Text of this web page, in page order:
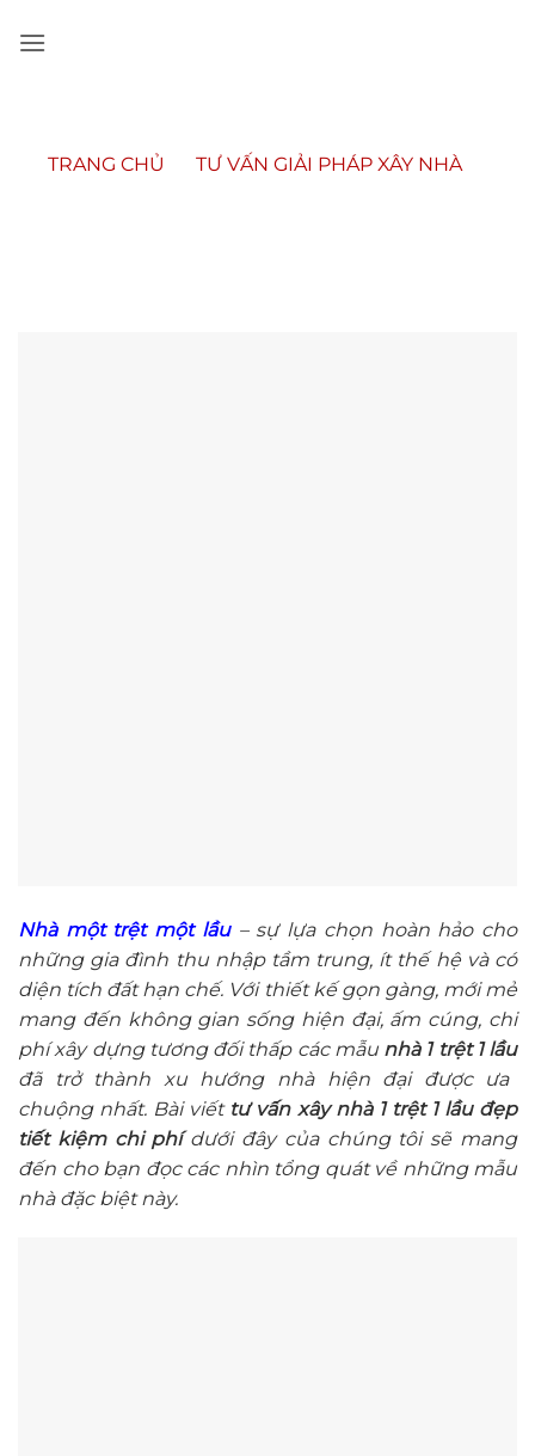
qua
TRANG CHỦ TƯ VẤN GIẢI PHÁP XÂY NHÀ
Nhà một trệt một lầu– sự lựa chọn hoàn hảo cho
những gia đình thu nhập tầm trung, ít thế hệ và có
diện tích đất hạn chế. Với thiết kế gọn gàng, mới mẻ
mang đến không gian sống hiện đại, ấm cúng, chi
phí xây dựng tương đối thấp các mẫu nhà 1 trệt 1 lầu
đã trở thành xu hướng nhà hiện đại được ưa
chuộng nhất. Bài viếttư vấn xây nhà 1 trệt 1 lầu đẹp
tiết kiệm chi phídưới đây của chúng tôi sẽ mang
đến cho bạn đọc các nhìn tổng quát về những mẫu
nhà đặc biệt này.